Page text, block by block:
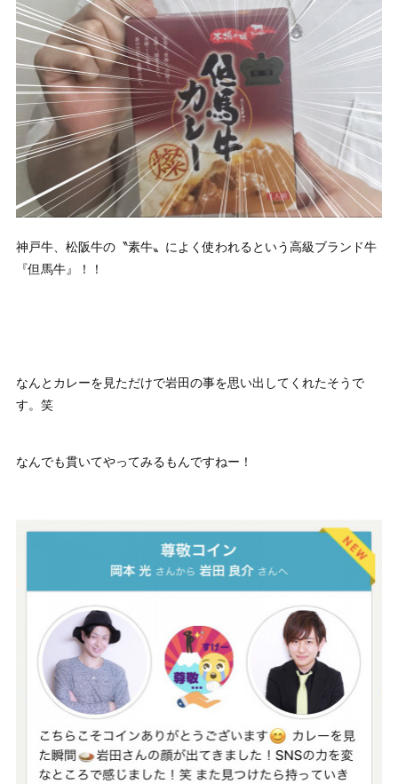
神戸牛、松阪牛の〝素牛〟によく使われるという高級ブランド牛
『但馬牛』！！
なんとカレーを見ただけで岩田の事を思い出してくれたそうで
す。笑
なんでも貫いてやってみるもんですねー！